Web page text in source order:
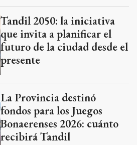
Tandil 2050: la iniciativa
que invita a planificar el
futuro de la ciudad desde el
presente
La Provincia destinó
fondos para los Juegos
Bonaerenses 2026: cuánto
recibirá Tandil